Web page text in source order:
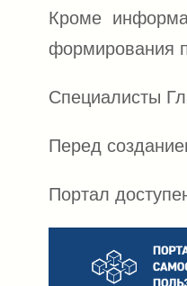
Кроме
формирования
Специалисты
Перед
Портал